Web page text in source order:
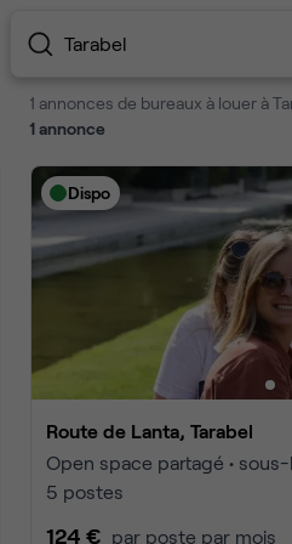
Tarabel
1 annonces de bureaux à louer à
1annonce
Dispo
Route de Lanta, Tarabel
Open space partagé •
5 postes
124 € par poste par mois